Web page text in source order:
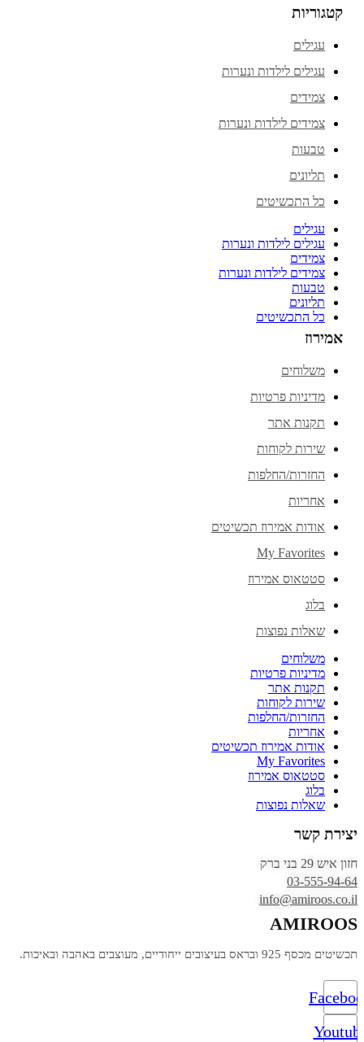
קטגוריות
עגילים
עגילים לילדות ונערות
צמידים
צמידים לילדות ונערות
טבעות
תליונים
כל התכשיטים
עגילים
עגילים לילדות ונערות
צמידים
צמידים לילדות ונערות
טבעות
תליונים
כל התכשיטים
אמירוז
משלוחים
מדיניות פרטיות
תקנות אתר
שירות לקוחות
החזרות/החלפות
אחריות
אודות אמירוז תכשיטים
My Favorites
סטטאוס אמירוז
בלוג
שאלות נפוצות
משלוחים
מדיניות פרטיות
תקנות אתר
שירות לקוחות
החזרות/החלפות
אחריות
אודות אמירוז תכשיטים
My Favorites
סטטאוס אמירוז
בלוג
שאלות נפוצות
יצירת קשר
חזון איש 29 בני ברק
03-555-94-64
info@amiroos.co.il
AMIROOS
תכשיטים מכסף 925 ובראס בעיצובים ייחודיים, מעוצבים באהבה ובאיכות.